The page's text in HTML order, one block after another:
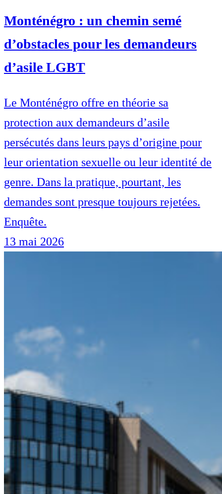
Monténégro : un chemin semé
d’obstacles pour les demandeurs
d’asile LGBT
Le Monténégro offre en théorie sa
protection aux demandeurs d’asile
persécutés dans leurs pays d’origine pour
leur orientation sexuelle ou leur identité de
genre. Dans la pratique, pourtant, les
demandes sont presque toujours rejetées.
Enquête.
13 mai 2026